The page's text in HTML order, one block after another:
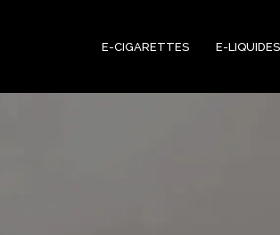
E-CIGARETTES E-